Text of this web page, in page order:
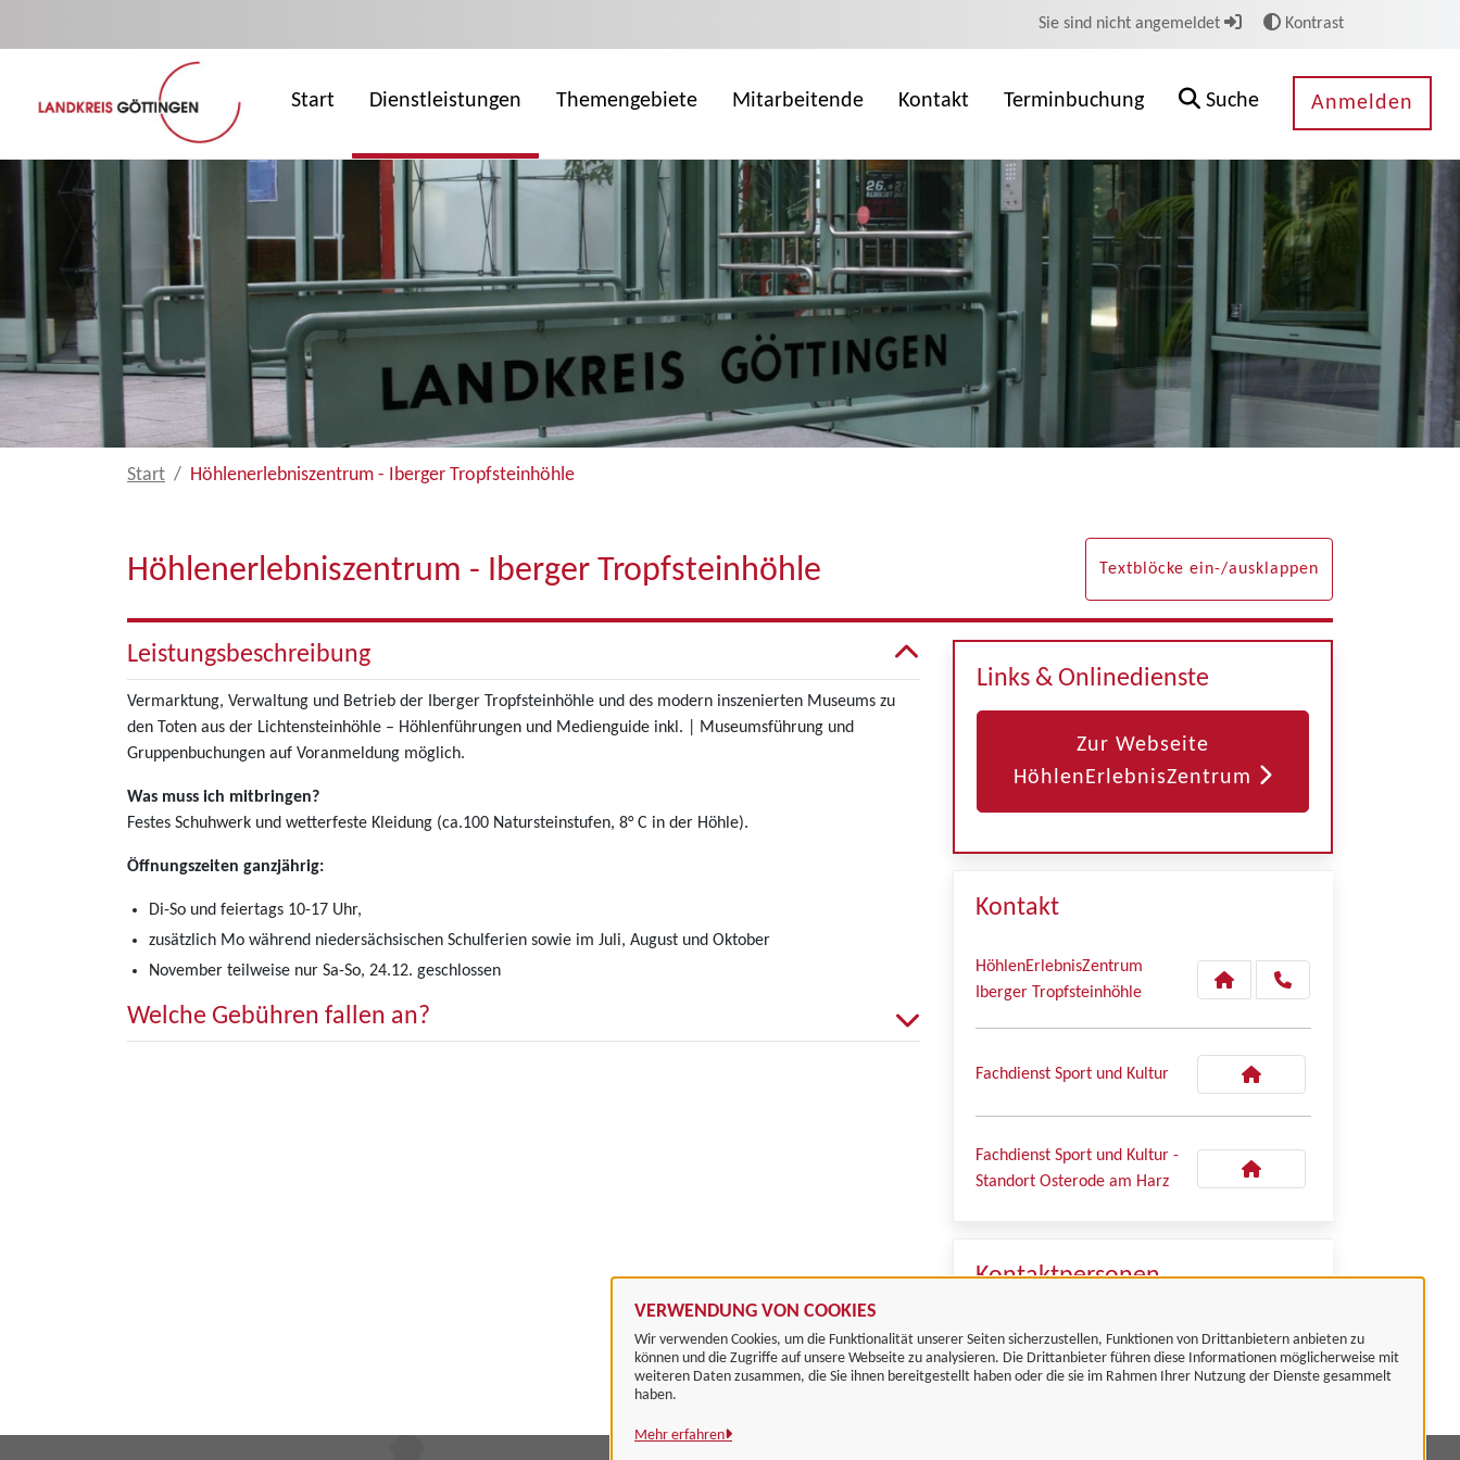
VERWENDUNG VON COOKIES
Wir verwenden Cookies, um die Funktionalität unserer Seiten sicherzustellen, Funktionen von Drittanbietern anbieten zu
können und die Zugriffe auf unsere Webseite zu analysieren. Die Drittanbieter führen diese Informationen möglicherweise mit
weiteren Daten zusammen, die Sie ihnen bereitgestellt haben oder die sie im Rahmen Ihrer Nutzung der Dienste gesammelt
haben.
Mehr erfahren
Sie sind nicht angemeldet Kontrast
Start Dienstleistungen Themengebiete Mitarbeitende Kontakt Terminbuchung Suche Anmelden
Start Höhlenerlebniszentrum - Iberger Tropfsteinhöhle
Höhlenerlebniszentrum - Iberger Tropfsteinhöhle Textblöcke ein-/ausklappen
Leistungsbeschreibung
Vermarktung, Verwaltung und Betrieb der Iberger Tropfsteinhöhle und des modern inszenierten Museums zu
den Toten aus der Lichtensteinhöhle – Höhlenführungen und Medienguide inkl. | Museumsführung und
Gruppenbuchungen auf Voranmeldung möglich.
Was muss ich mitbringen?
Festes Schuhwerk und wetterfeste Kleidung (ca.100 Natursteinstufen, 8° C in der Höhle).
Öffnungszeiten ganzjährig:
Di-So und feiertags 10-17 Uhr,
zusätzlich Mo während niedersächsischen Schulferien sowie im Juli, August und Oktober
November teilweise nur Sa-So, 24.12. geschlossen
Welche Gebühren fallen an?
Links & Onlinedienste
Zur Webseite
HöhlenErlebnisZentrum
Kontakt
HöhlenErlebnisZentrum
Iberger Tropfsteinhöhle
Fachdienst Sport und Kultur
Fachdienst Sport und Kultur -
Standort Osterode am Harz
Kontaktpersonen
Museumsleitung
Frau Dr. Moritz